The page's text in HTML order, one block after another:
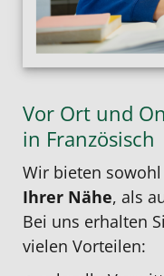
Vor Ort und
in Französisch
Wir bieten sowohl
Ihrer Nähe, als
Bei uns erhalten
vielen Vorteilen: